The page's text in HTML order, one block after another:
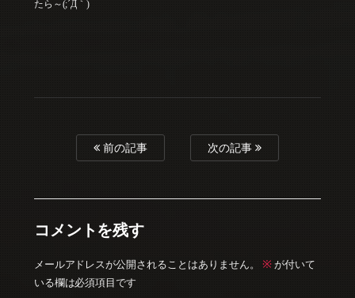
たら～(;´Д｀)
前の記事 次の記事
コメントを残す
メールアドレスが公開されることはありません。 ※ が付いて
いる欄は必須項目です